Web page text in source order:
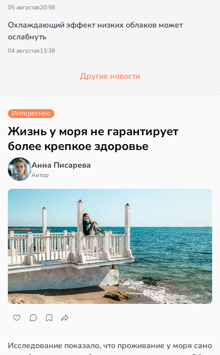
05 августав20:58
Охлаждающий эффект низких облаков может
ослабнуть
04 августав13:38
Другие новости
Интересное
Жизнь у моря не гарантирует
более крепкое здоровье
Анна Писарева
Автор
Исследование показало, что проживание у моря само